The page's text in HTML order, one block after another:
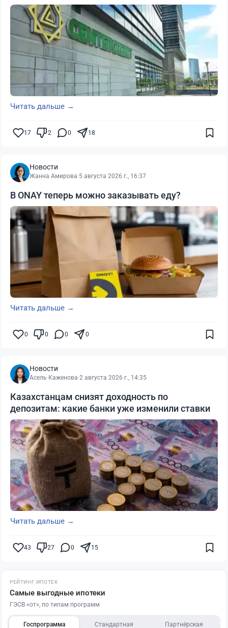
Читать дальше →
17 2 0 18
Новости
Жанна Амирова·5 августа 2026 г., 16:37
В ONAY теперь можно заказывать еду?
Читать дальше →
0 0 0 0
Новости
Асель Каженова·2 августа 2026 г., 14:35
Казахстанцам снизят доходность по
депозитам: какие банки уже изменили ставки
Читать дальше →
43 27 0 15
РЕЙТИНГ ИПОТЕК
Самые выгодные ипотеки
ГЭСВ «от», по типам программ
Госпрограмма Стандартная Партнёрская